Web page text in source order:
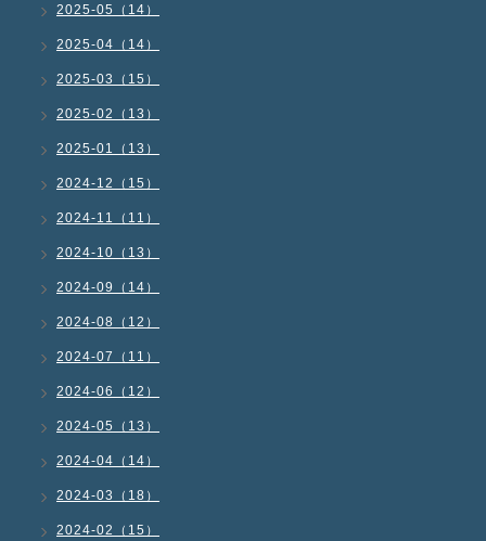
2025-05（14）
2025-04（14）
2025-03（15）
2025-02（13）
2025-01（13）
2024-12（15）
2024-11（11）
2024-10（13）
2024-09（14）
2024-08（12）
2024-07（11）
2024-06（12）
2024-05（13）
2024-04（14）
2024-03（18）
2024-02（15）